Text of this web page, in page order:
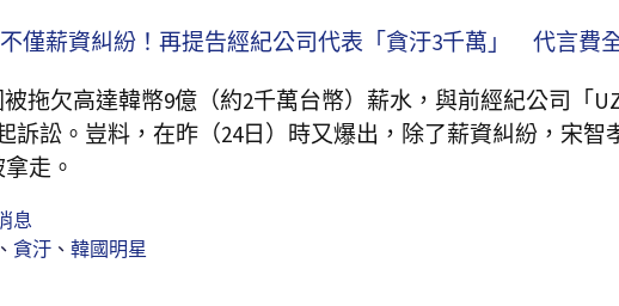
拖欠高達韓幣9億（約2千萬台幣）薪水，與前經紀公司「
訴訟。豈料，在昨（24日）時又爆出，除了薪資糾紛，宋智
走。
息
貪汙、 韓國明星